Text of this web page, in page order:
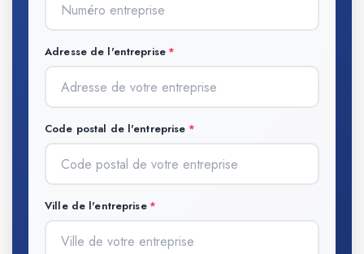
Adresse de l'entreprise
Code postal de l'entreprise
Ville de l'entreprise